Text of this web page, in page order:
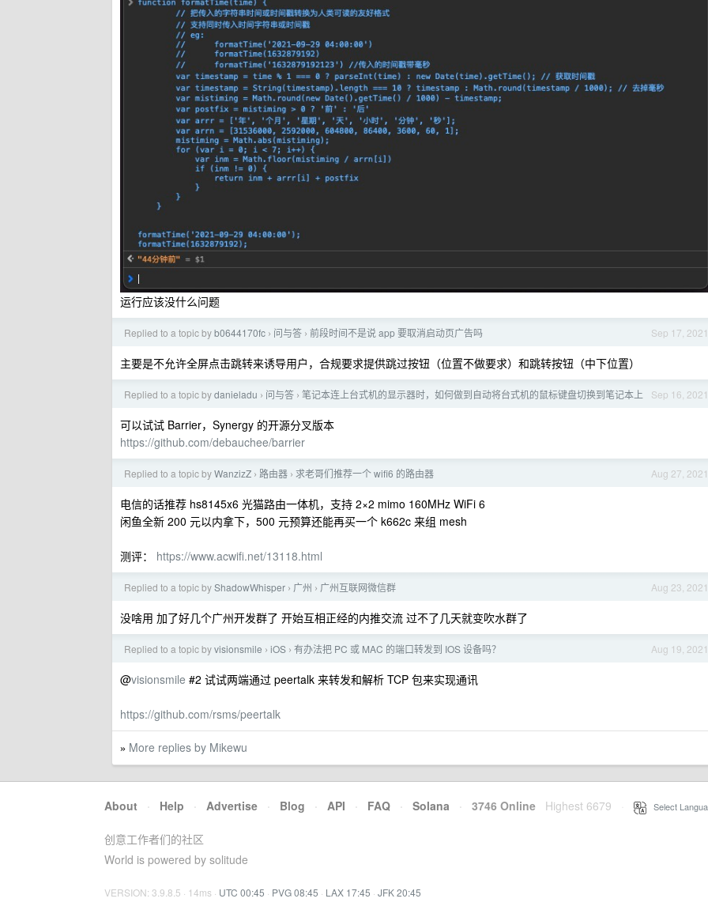
运行应该没什么问题
Sep 17, 2021
Replied to a topic byb0644170fc › 问与答 › 前段时间不是说 app 要取消启动页广告吗
主要是不允许全屏点击跳转来诱导用户，合规要求提供跳过按钮（位置不做要求）和跳转按钮（中下位置）
Sep 16, 2021
Replied to a topic bydanieladu › 问与答 › 笔记本连上台式机的显示器时，如何做到自动将台式机的鼠标键盘切换到笔记本上
可以试试 Barrier，Synergy 的开源分叉版本
https://github.com/debauchee/barrier
Aug 27, 2021
Replied to a topic byWanzizZ › 路由器 › 求老哥们推荐一个 wifi6 的路由器
电信的话推荐 hs8145x6 光猫路由一体机，支持 2×2 mimo 160MHz WiFi 6
闲鱼全新 200 元以内拿下，500 元预算还能再买一个 k662c 来组 mesh
测评： https://www.acwifi.net/13118.html
Aug 23, 2021
Replied to a topic byShadowWhisper › 广州 › 广州互联网微信群
没啥用 加了好几个广州开发群了 开始互相正经的内推交流 过不了几天就变吹水群了
Aug 19, 2021
Replied to a topic byvisionsmile › iOS › 有办法把 PC 或 MAC 的端口转发到 IOS 设备吗？
@visionsmile #2 试试两端通过 peertalk 来转发和解析 TCP 包来实现通讯
https://github.com/rsms/peertalk
» More replies by Mikewu
About · Help · Advertise · Blog · API · FAQ · Solana · 3746 Online Highest 6679 Select
创意工作者们的社区
World is powered by solitude
VERSION: 3.9.8.5 · 14ms · UTC 00:45 · PVG 08:45 · LAX 17:45 · JFK 20:45